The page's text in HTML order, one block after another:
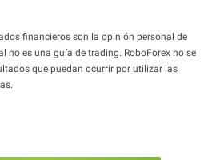
financieros son la opinión personal de
no es una guía de trading. RoboForex no se
que puedan ocurrir por utilizar las